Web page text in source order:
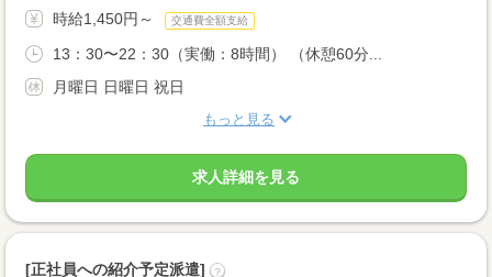
時給1,450円～ 交通費全額支給
13：30〜22：30（実働：8時間） （休憩60分...
月曜日 日曜日 祝日
もっと見る
求人詳細を見る
[正社員への紹介予定派遣] ?